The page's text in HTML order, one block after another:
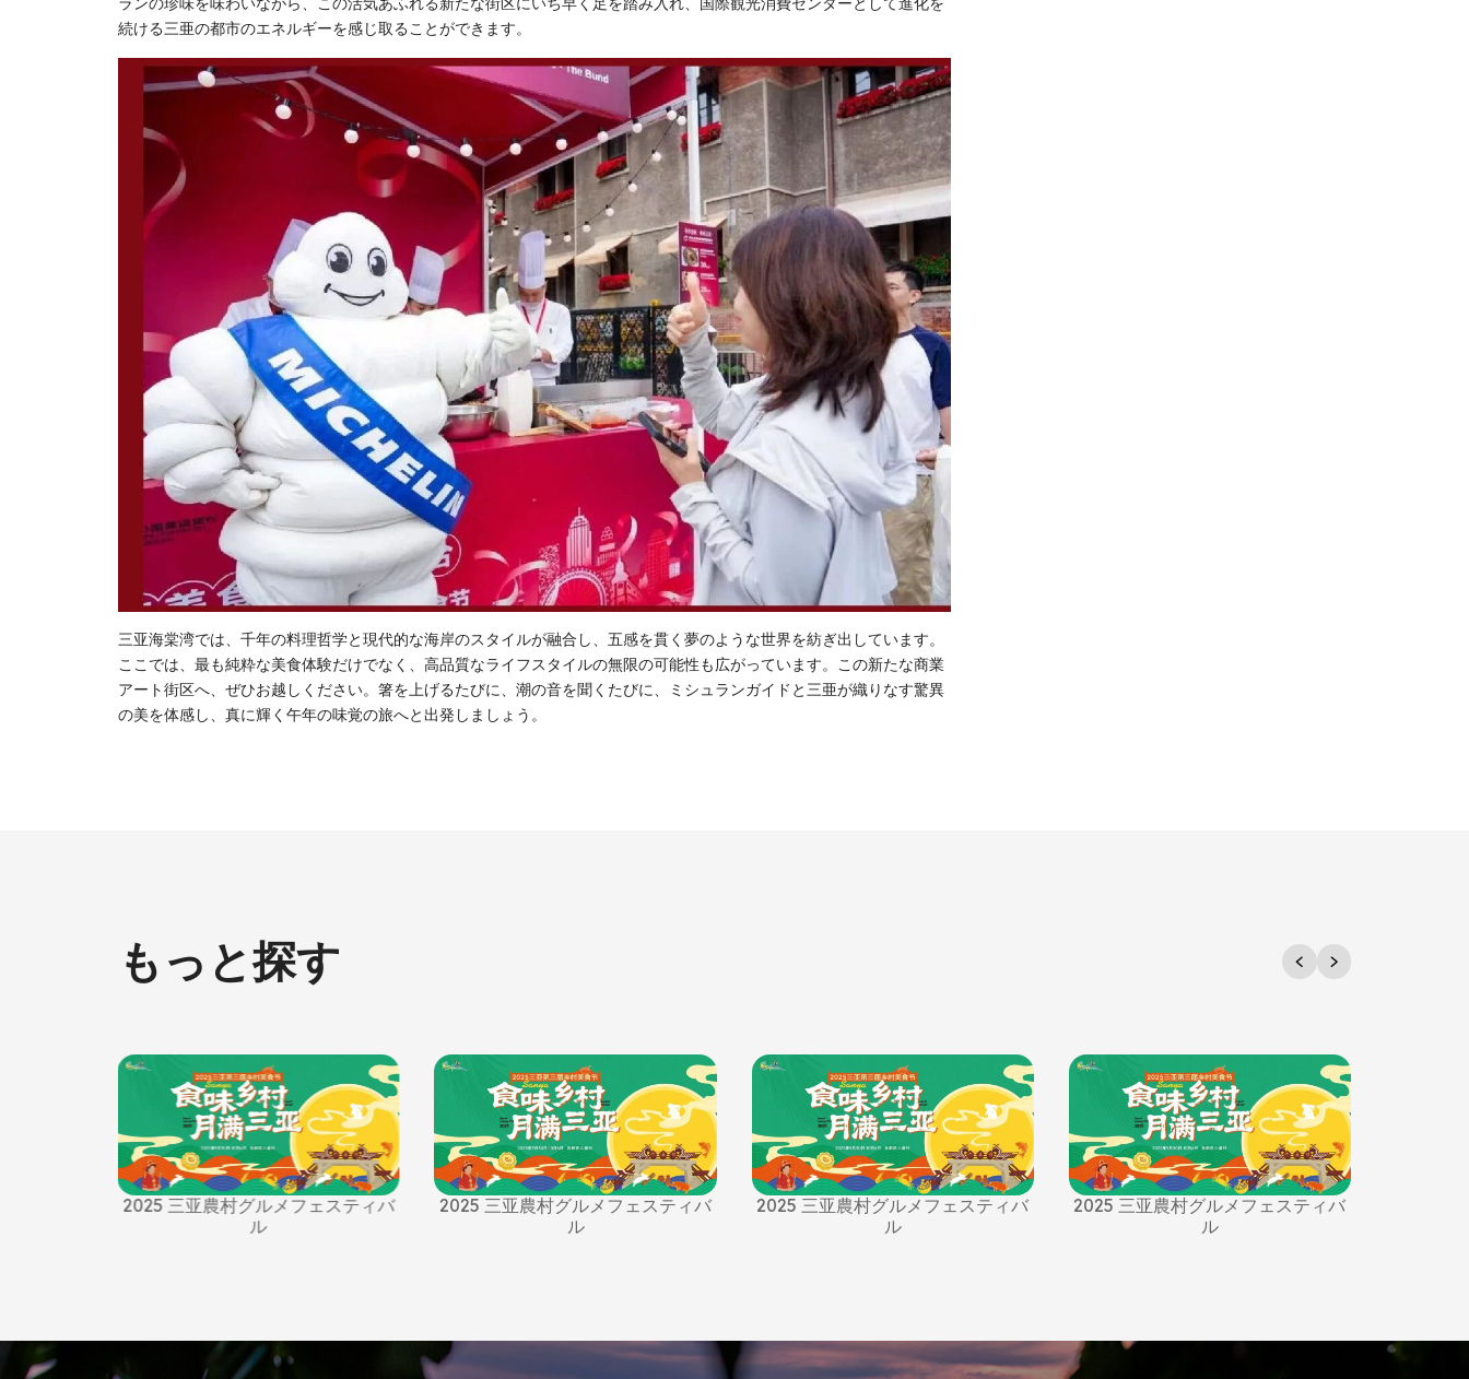
続ける三亜の都市のエネルギーを感じ取ることができます。
三亚海棠湾では、千年の料理哲学と現代的な海岸のスタイルが融合し、五感を貫く夢のような世界を紡ぎ出しています。
ここでは、最も純粋な美食体験だけでなく、高品質なライフスタイルの無限の可能性も広がっています。この新たな商業
アート街区へ、ぜひお越しください。箸を上げるたびに、潮の音を聞くたびに、ミシュランガイドと三亜が織りなす驚異
の美を体感し、真に輝く午年の味覚の旅へと出発しましょう。
もっと探す
2025 三亚農村グルメフェスティバ
ル
2025 三亚農村グルメフェスティバ
ル
2025 三亚農村グルメフェスティバ
ル
2025 三亚農村グルメフェスティバ
ル